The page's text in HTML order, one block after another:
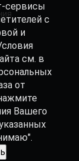
сервисы
с
и
см. в
от
Вашего